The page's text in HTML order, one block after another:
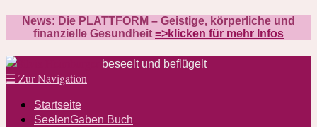
News: Die PLATTFORM – Geistige, körperliche und
finanzielle Gesundheit =>klicken für mehr Infos
beseelt und beflügelt
☰ Zur Navigation
Startseite
SeelenGaben Buch